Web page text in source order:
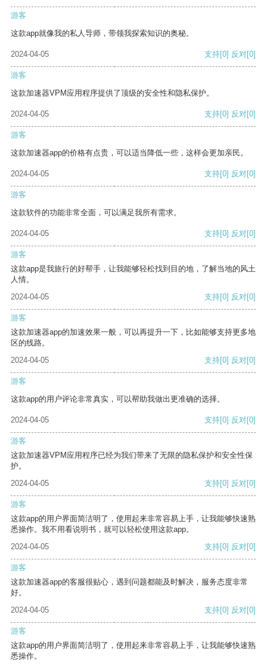
游客
这款app就像我的私人导师，带领我探索知识的奥秘。
2024-04-05 支持[0] 反对[0]
游客
这款加速器VPM应用程序提供了顶级的安全性和隐私保护。
2024-04-05 支持[0] 反对[0]
游客
这款加速器app的价格有点贵，可以适当降低一些，这样会更加亲民。
2024-04-05 支持[0] 反对[0]
游客
这款软件的功能非常全面，可以满足我所有需求。
2024-04-05 支持[0] 反对[0]
游客
这款app是我旅行的好帮手，让我能够轻松找到目的地，了解当地的风土
人情。
2024-04-05
支持[0] 反对[0]
游客
这款加速器app的加速效果一般，可以再提升一下，比如能够支持更多地
区的线路。
2024-04-05
支持[0] 反对[0]
游客
这款app的用户评论非常真实，可以帮助我做出更准确的选择。
2024-04-05 支持[0] 反对[0]
游客
这款加速器VPM应用程序已经为我们带来了无限的隐私保护和安全性保
护。
2024-04-05
支持[0] 反对[0]
游客
这款app的用户界面简洁明了，使用起来非常容易上手，让我能够快速熟
悉操作。我不用看说明书，就可以轻松使用这款app。
2024-04-05
支持[0] 反对[0]
游客
这款加速器app的客服很贴心，遇到问题都能及时解决，服务态度非常
好。
2024-04-05
支持[0] 反对[0]
游客
这款app的用户界面简洁明了，使用起来非常容易上手，让我能够快速熟
悉操作。